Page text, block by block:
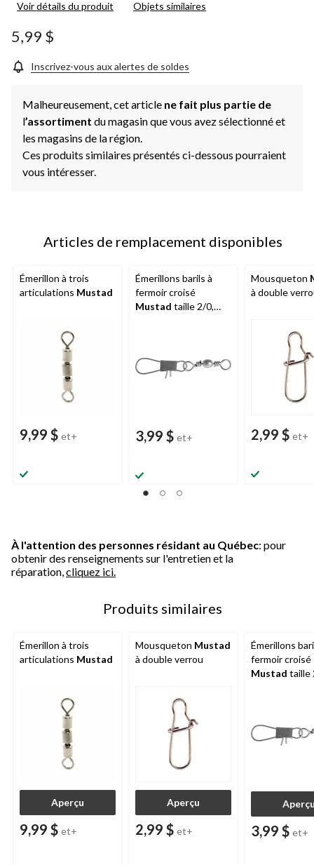
Voir détails du produit Objets similaires
5,99 $
Inscrivez-vous aux alertes de soldes
Malheureusement, cet article ne fait plus partie de
l’assortiment du magasin que vous avez sélectionné et
les magasins de la région.
Ces produits similaires présentés ci-dessous pourraient
vous intéresser.
Articles de remplacement disponibles
Émerillon à trois
articulations Mustad
9,99 $ et+
Émerillons barils à
fermoir croisé
Mustad taille 2/0,
3,99 $ et+
Mousqueton
à double
2,99 $ et+
À l'attention des personnes résidant au Québec: pour
obtenir des renseignements sur l'entretien et la
réparation, cliquez ici.
Produits similaires
Émerillon à trois
articulations Mustad
Aperçu
9,99 $ et+
Mousqueton Mustad
à double verrou
Aperçu
2,99 $ et+
Émerillons
fermoir croisé
Mustad taille
3,99 $ et+